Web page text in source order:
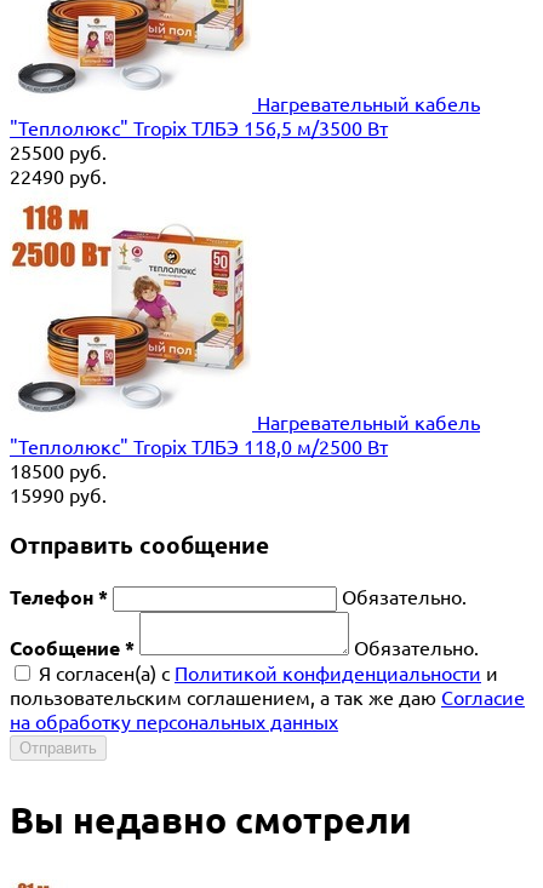
Нагревательный кабель
"Теплолюкс" Tropix ТЛБЭ 156,5 м/3500 Вт
25500 руб.
22490 руб.
Нагревательный кабель
"Теплолюкс" Tropix ТЛБЭ 118,0 м/2500 Вт
18500 руб.
15990 руб.
Отправить сообщение
Телефон * Обязательно.
Сообщение *
Обязательно.
Я согласен(a) с Политикой конфиденциальности и
пользовательским соглашением, а так же даю Согласие
на обработку персональных данных
Отправить
Вы недавно смотрели